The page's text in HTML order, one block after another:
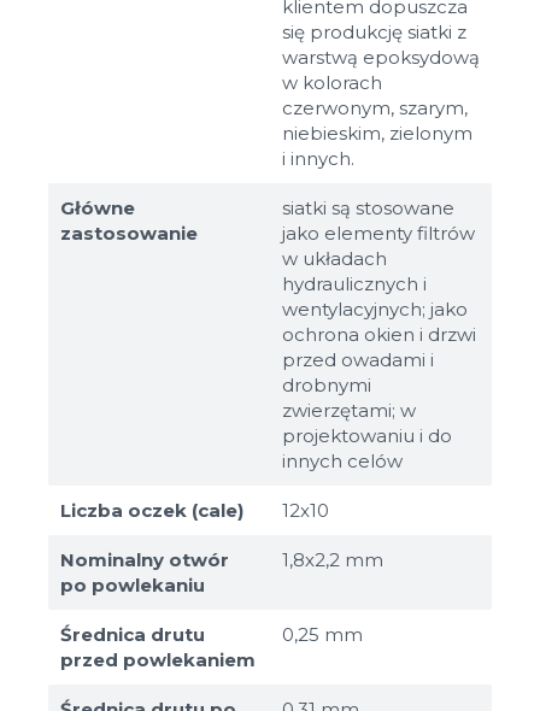
klientem dopuszcza
się produkcję siatki z
warstwą epoksydową
w kolorach
czerwonym, szarym,
niebieskim, zielonym
i innych.
Główne
zastosowanie
siatki są stosowane
jako elementy filtrów
w układach
hydraulicznych i
wentylacyjnych; jako
ochrona okien i drzwi
przed owadami i
drobnymi
zwierzętami; w
projektowaniu i do
innych celów
Liczba oczek (cale) 12x10
Nominalny otwór
po powlekaniu
1,8х2,2 mm
Średnica drutu
przed powlekaniem
0,25 mm